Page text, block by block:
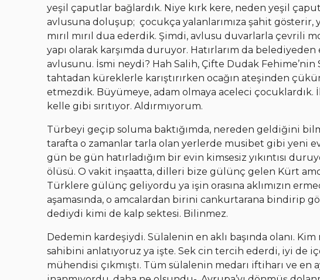
yeşil çaputlar bağlardık. Niye kırk kere, neden yeşil
avlusuna doluşup; çocukça yalanlarımıza şahit gösterir,
mırıl mırıl dua ederdik. Şimdi, avlusu duvarlarla çevrili
yapı olarak karşımda duruyor. Hatırlarım da
avlusunu. İsmi neydi? Hah Salih, Çifte Dudak Fehime’nin
tahtadan küreklerle karıştırırken ocağın ateşinden
etmezdik. Büyümeye, adam olmaya aceleci çocuklardık.
kelle gibi sırıtıyor. Aldırmıyorum.
Türbeyi geçip soluma baktığımda, nereden geldiğini
tarafta o zamanlar tarla olan yerlerde musibet gibi yeni
gün be gün hatırladığım bir evin kimsesiz yıkıntısı
ölüsü. O vakit inşaatta, dilleri bize gülünç gelen Kürt
Türklere gülünç geliyordu ya işin orasına aklımızın
aşamasında, o amcalardan birini cankurtarana bindirip
dediydi kimi de kalp sektesi. Bilinmez.
Dedemin kardeşiydi. Sülalenin en aklı başında olanı.
sahibini anlatıyoruz ya işte. Sek cin tercih ederdi, iyi de
mühendisi çıkmıştı. Tüm sülalenin medarı iftiharı ve en